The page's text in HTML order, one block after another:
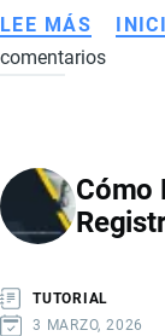
LEE MÁS SOBRE
QUÉ
ES,
Y
comentarios
Cómo
TUTORIAL
3 MARZO, 2026